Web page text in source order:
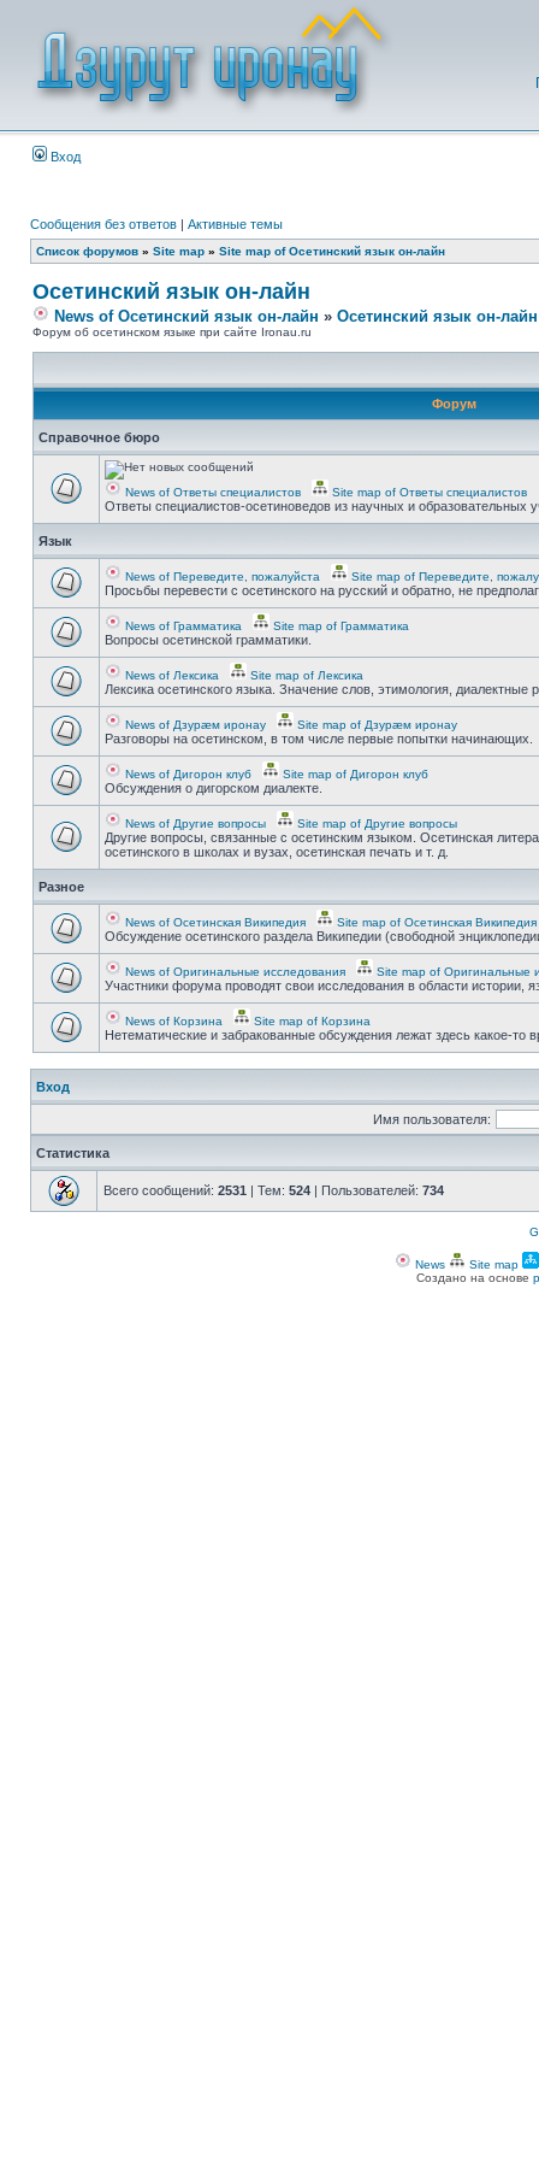
Вход
Сообщения без ответов | Активные темы
Список форумов » Site map » Site map of Осетинский язык он-лайн
Осетинский язык он-лайн
News of Осетинский язык он-лайн » Осетинский язык он-лайн
Форум об осетинском языке при сайте Ironau.ru
Форум
Справочное бюро
News of Ответы специалистов Site map of Ответы специалистов
Ответы специалистов-осетиноведов из научных и
Язык
News of Переведите, пожалуйста Site map of Переведите,
Просьбы перевести с осетинского на русский и обратно, не
News of Грамматика Site map of Грамматика
Вопросы осетинской грамматики.
News of Лексика Site map of Лексика
Лексика осетинского языка. Значение слов, этимология, диалектные
News of Дзурæм иронау Site map of Дзурæм иронау
Разговоры на осетинском, в том числе первые попытки начинающих.
News of Дигорон клуб Site map of Дигорон клуб
Обсуждения о дигорском диалекте.
News of Другие вопросы Site map of Другие вопросы
Другие вопросы, связанные с осетинским языком. Осетинская
осетинского в школах и вузах, осетинская печать и т. д.
Разное
News of Осетинская Википедия Site map of Осетинская Википедия
Обсуждение осетинского раздела Википедии (свободной
News of Оригинальные исследования Site map of Оригинальные
Участники форума проводят свои исследования в области истории,
News of Корзина Site map of Корзина
Нетематические и забракованные обсуждения лежат здесь какое-то
Вход
Имя пользователя:
Статистика
Всего сообщений: 2531 | Тем: 524 | Пользователей: 734
News Site map
Создано на основе